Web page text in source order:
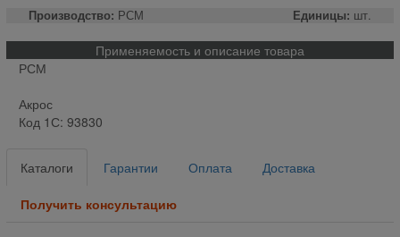
Производство: РСМ Единицы: шт.
Применяемость и описание товара
РСМ
Акрос
Код 1С: 93830
Каталоги Гарантии Оплата Доставка
Получить консультацию